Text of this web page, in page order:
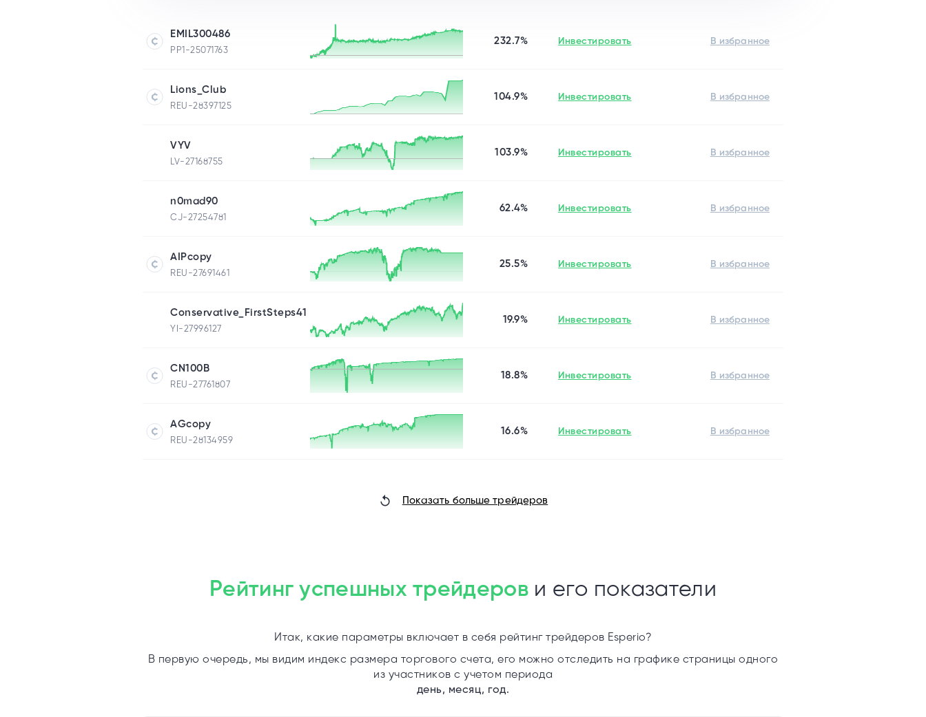
EMIL300486
PP1-25071763
232.7% Инвестировать
Lions_Club
REU-28397125
104.9% Инвестировать
VYV
LV-27168755
103.9% Инвестировать
n0mad90
CJ-27254781
62.4% Инвестировать
AIPcopy
REU-27691461
25.5% Инвестировать
Conservative_FirstSteps41
YI-27996127
19.9% Инвестировать
CN100B
REU-27761807
18.8% Инвестировать
AGcopy
REU-28134959
16.6% Инвестировать
Показать больше трейдеров
Рейтинг успешных трейдерови его показатели
Итак, какие параметры включает в себя рейтинг трейдеров Esperio?
В первую очередь, мы видим индекс размера торгового счета, его можно отследить на графике страницы одного
из участников с учетом периода
день, месяц, год.